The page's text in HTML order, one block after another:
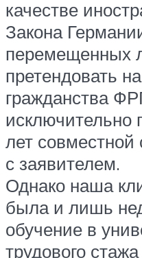
качестве
Закона
перемещенных
претендовать
гражданства
исключительно
лет совместной
с заявителем.
Однако наша
была и лишь
обучение в
трудового